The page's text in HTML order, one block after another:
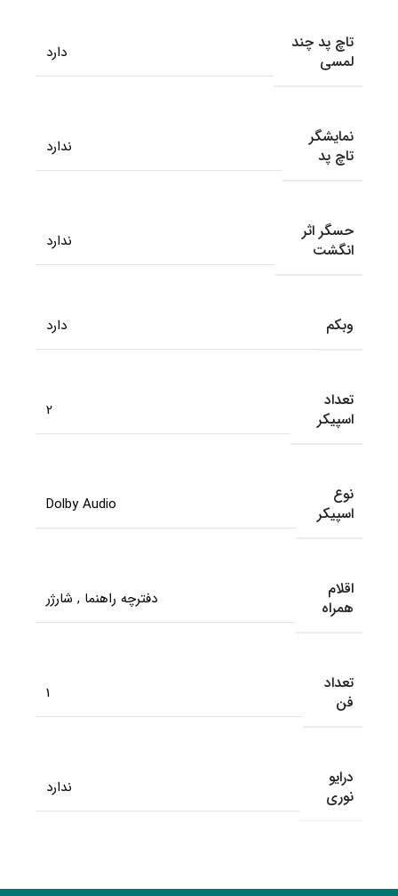
تاچ پد چند
لمسی
دارد
نمایشگر
تاچ پد
ندارد
حسگر اثر
انگشت
ندارد
وبکم دارد
تعداد
اسپیکر
2
نوع
اسپیکر
Dolby Audio
اقلام
همراه
دفترچه راهنما , شارژر
تعداد
فن
1
درایو
نوری
ندارد